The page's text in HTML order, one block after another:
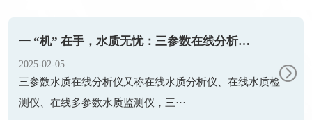
一 “机” 在手，水质无忧：三参数在线分析仪全解析
2025-02-05
三参数水质在线分析仪又称在线水质分析仪、在线水质检
测仪、在线多参数水质监测仪，三···